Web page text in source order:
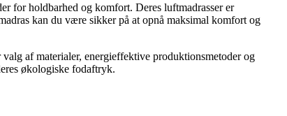
for holdbarhed og komfort. Deres luftmadrasser er
kan du være sikker på at opnå maksimal komfort og
af materialer, energieffektive produktionsmetoder og
økologiske fodaftryk.